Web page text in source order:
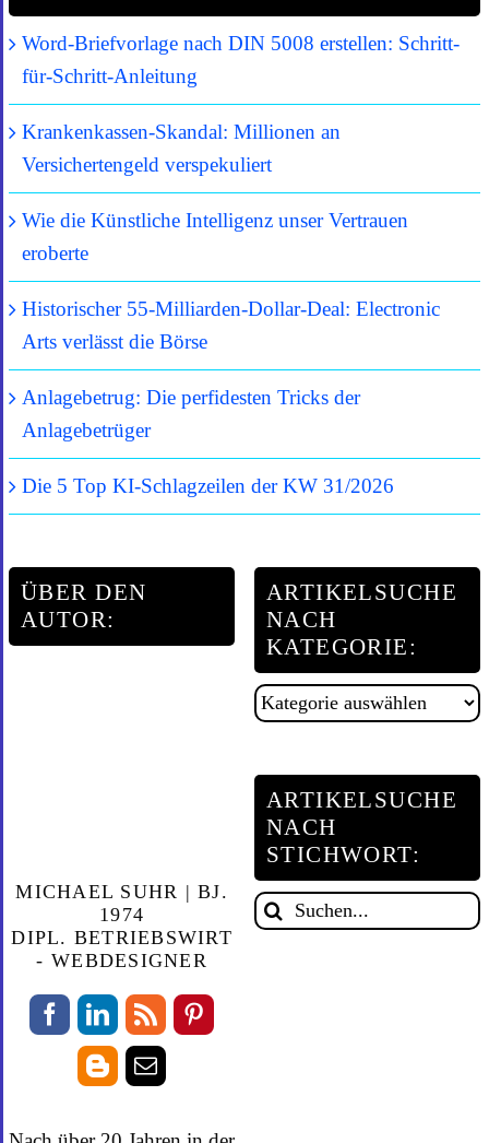
Word-Briefvorlage nach DIN 5008 erstellen: Schritt-
für-Schritt-Anleitung
Krankenkassen-Skandal: Millionen an
Versichertengeld verspekuliert
Wie die Künstliche Intelligenz unser Vertrauen
eroberte
Historischer 55-Milliarden-Dollar-Deal: Electronic
Arts verlässt die Börse
Anlagebetrug: Die perfidesten Tricks der
Anlagebetrüger
Die 5 Top KI-Schlagzeilen der KW 31/2026
ÜBER DEN
AUTOR:
MICHAEL SUHR | BJ.
1974
DIPL. BETRIEBSWIRT
- WEBDESIGNER
ARTIKELSUCHE
NACH
KATEGORIE:
Artikelsuche
ARTIKELSUCHE
NACH
STICHWORT:
Suche